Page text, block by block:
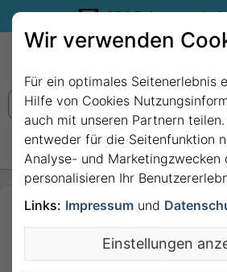
35€
Persönlich ·
7 Nächte - Spanien,
Balearen (Spanien),
Frankreich mit Costa
Wir verwenden
Für ein optimales Seitenerlebnis
Hilfe von Cookies
auch mit unseren Partnern
entweder für die Seitenfunktion
Analyse- und Marketingzwecken
personalisieren Ihr
Links: Impressum und
Einstellungen